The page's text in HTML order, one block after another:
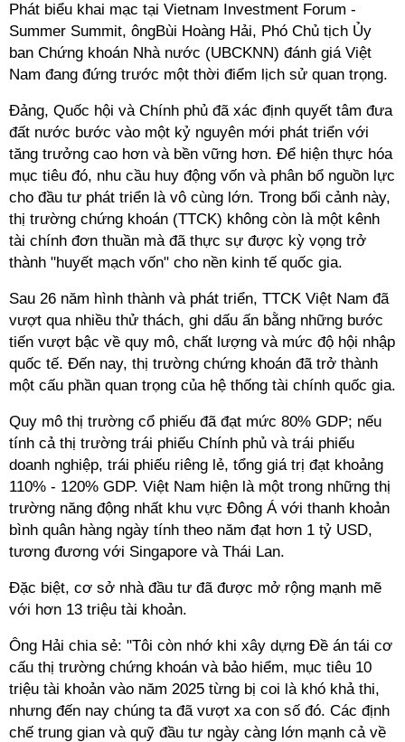
Phát biểu khai mạc tại Vietnam Investment Forum -
Summer Summit, ôngBùi Hoàng Hải, Phó Chủ tịch Ủy
ban Chứng khoán Nhà nước (UBCKNN) đánh giá Việt
Nam đang đứng trước một thời điểm lịch sử quan trọng.
Đảng, Quốc hội và Chính phủ đã xác định quyết tâm đưa
đất nước bước vào một kỷ nguyên mới phát triển với
tăng trưởng cao hơn và bền vững hơn. Để hiện thực hóa
mục tiêu đó, nhu cầu huy động vốn và phân bổ nguồn lực
cho đầu tư phát triển là vô cùng lớn. Trong bối cảnh này,
thị trường chứng khoán (TTCK) không còn là một kênh
tài chính đơn thuần mà đã thực sự được kỳ vọng trở
thành "huyết mạch vốn" cho nền kinh tế quốc gia.
Sau 26 năm hình thành và phát triển, TTCK Việt Nam đã
vượt qua nhiều thử thách, ghi dấu ấn bằng những bước
tiến vượt bậc về quy mô, chất lượng và mức độ hội nhập
quốc tế. Đến nay, thị trường chứng khoán đã trở thành
một cấu phần quan trọng của hệ thống tài chính quốc gia.
Quy mô thị trường cổ phiếu đã đạt mức 80% GDP; nếu
tính cả thị trường trái phiếu Chính phủ và trái phiếu
doanh nghiệp, trái phiếu riêng lẻ, tổng giá trị đạt khoảng
110% - 120% GDP. Việt Nam hiện là một trong những thị
trường năng động nhất khu vực Đông Á với thanh khoản
bình quân hàng ngày tính theo năm đạt hơn 1 tỷ USD,
tương đương với Singapore và Thái Lan.
Đặc biệt, cơ sở nhà đầu tư đã được mở rộng mạnh mẽ
với hơn 13 triệu tài khoản.
Ông Hải chia sẻ: "Tôi còn nhớ khi xây dựng Đề án tái cơ
cấu thị trường chứng khoán và bảo hiểm, mục tiêu 10
triệu tài khoản vào năm 2025 từng bị coi là khó khả thi,
nhưng đến nay chúng ta đã vượt xa con số đó. Các định
chế trung gian và quỹ đầu tư ngày càng lớn mạnh cả về